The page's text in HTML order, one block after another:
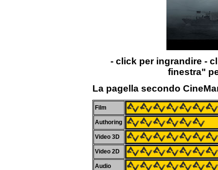
- click per ingrandire -
finestra"
La pagella secondo
Film
Authoring
Video 3D
Video 2D
Audio